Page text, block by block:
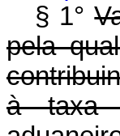
§ 1°
pela
à taxa